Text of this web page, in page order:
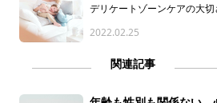
デリケートゾーンケアの大
多くなりました。私自身、
ちゃんとケアを始めたのは数
さを実感し始めました。私
合い始めたきっかけや、デ
いた悩み、ママ特有の悩みや
ーンケアについてお話します
2022.02.25
関連記事